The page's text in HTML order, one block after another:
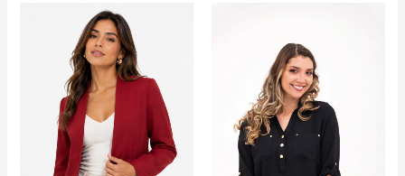
desde
$184.900
hasta
$199.900